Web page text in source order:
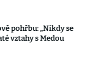
pohřbu: „Nikdy se
vztahy s Medou